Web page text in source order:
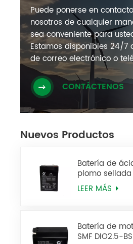
Puede ponerse en
nosotros de cualquier
sea conveniente para
Estamos disponibles 24/7
de correo electrónico o
CONTÁCTENOS
Nuevos Productos
Batería de
plomo
Batería de UPS
LEER MÁS
Batería de
SMF DIO2.5-